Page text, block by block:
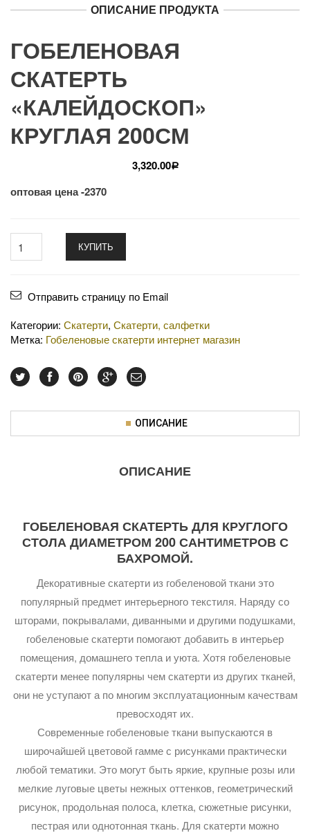
ОПИСАНИЕ ПРОДУКТА
ГОБЕЛЕНОВАЯ
СКАТЕРТЬ
«КАЛЕЙДОСКОП»
КРУГЛАЯ 200СМ
3,320.00Р
оптовая цена -2370
КУПИТЬ
Отправить страницу по Email
Категории: Скатерти, Скатерти, салфетки
Метка: Гобеленовые скатерти интернет магазин
ОПИСАНИЕ
ОПИСАНИЕ
ГОБЕЛЕНОВАЯ СКАТЕРТЬ ДЛЯ КРУГЛОГО
СТОЛА ДИАМЕТРОМ 200 САНТИМЕТРОВ С
БАХРОМОЙ.
Декоративные скатерти из гобеленовой ткани это
популярный предмет интерьерного текстиля. Наряду со
шторами, покрывалами, диванными и другими подушками,
гобеленовые скатерти помогают добавить в интерьер
помещения, домашнего тепла и уюта. Хотя гобеленовые
скатерти менее популярны чем скатерти из других тканей,
они не уступают а по многим эксплуатационным качествам
превосходят их.
Современные гобеленовые ткани выпускаются в
широчайшей цветовой гамме с рисунками практически
любой тематики. Это могут быть яркие, крупные розы или
мелкие луговые цветы нежных оттенков, геометрический
рисунок, продольная полоса, клетка, сюжетные рисунки,
пестрая или однотонная ткань. Для скатерти можно